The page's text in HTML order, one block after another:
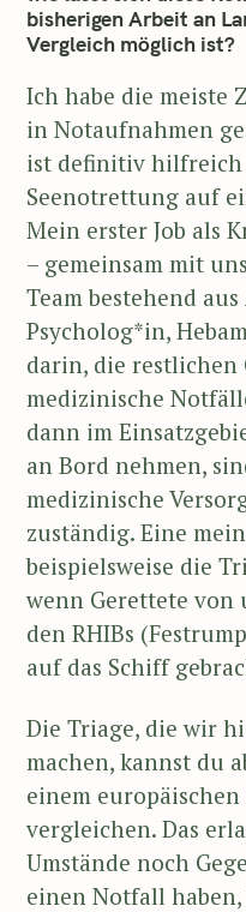
bisherigen Arbeit an
Vergleich möglich ist?
Ich habe die meiste
in Notaufnahmen
ist definitiv
Seenotrettung auf
Mein erster Job als
– gemeinsam mit
Team bestehend
Psycholog*in,
darin, die
medizinische
dann im
an Bord nehmen,
medizinische
zuständig. Eine
beispielsweise die
wenn Gerettete von
den RHIBs
auf das Schiff
Die Triage, die wir
machen, kannst du
einem
vergleichen. Das
Umstände noch
einen Notfall